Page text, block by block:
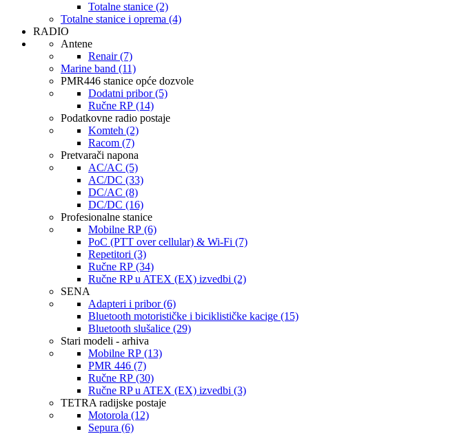
Totalne stanice (2)
Totalne stanice i oprema (4)
RADIO
Antene
Renair (7)
Marine band (11)
PMR446 stanice opće dozvole
Dodatni pribor (5)
Ručne RP (14)
Podatkovne radio postaje
Komteh (2)
Racom (7)
Pretvarači napona
AC/AC (5)
AC/DC (33)
DC/AC (8)
DC/DC (16)
Profesionalne stanice
Mobilne RP (6)
PoC (PTT over cellular) & Wi-Fi (7)
Repetitori (3)
Ručne RP (34)
Ručne RP u ATEX (EX) izvedbi (2)
SENA
Adapteri i pribor (6)
Bluetooth motorističke i biciklističke kacige (15)
Bluetooth slušalice (29)
Stari modeli - arhiva
Mobilne RP (13)
PMR 446 (7)
Ručne RP (30)
Ručne RP u ATEX (EX) izvedbi (3)
TETRA radijske postaje
Motorola (12)
Sepura (6)